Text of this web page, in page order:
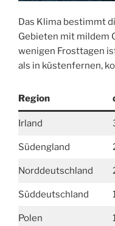
Das Klima bestimmt
Gebieten mit mildem
wenigen Frosttagen
als in küstenfernen,
Region
Irland
Südengland
Norddeutschland
Süddeutschland
Polen